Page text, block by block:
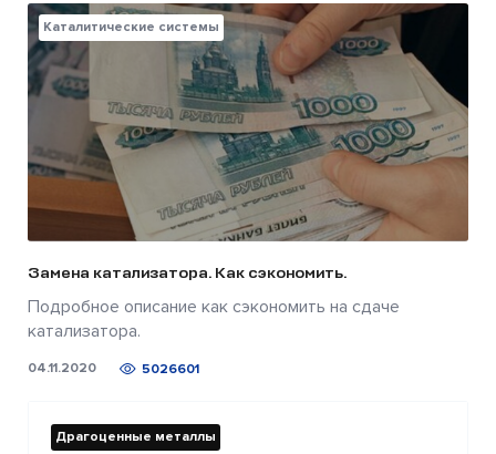
Каталитические системы
Замена катализатора. Как сэкономить.
Подробное описание как сэкономить на сдаче
катализатора.
04.11.2020 5026601
Драгоценные металлы